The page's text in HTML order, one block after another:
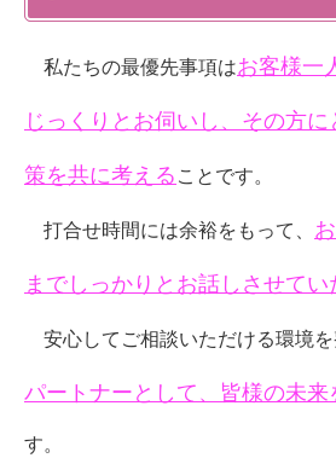
私たちの最優先事項はお客様一
じっくりとお伺いし、その方
策を共に考える ことです。
打合せ時間には余裕をもって、
までしっかりとお話しさせてい
安心してご相談いただける環境を
パートナーとして、皆様の未来
す。